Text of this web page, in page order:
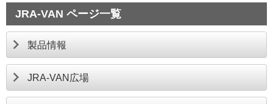
JRA-VAN ページ一覧
製品情報
JRA-VAN広場